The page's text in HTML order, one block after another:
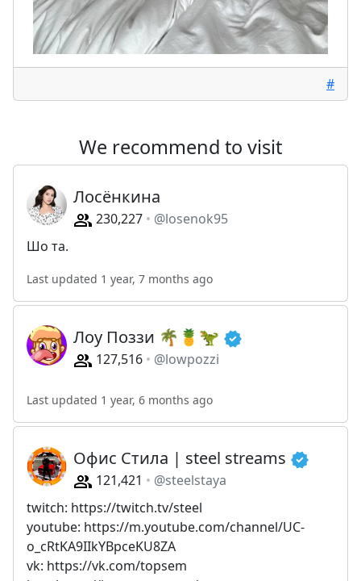
#
We recommend to visit
Лосёнкина
230,227
@losenok95
Шо та.
Last updated 1 year, 7 months ago
Лоу Поззи 🌴🍍🦖
127,516 @lowpozzi
Last updated 1 year, 6 months ago
Офис Стила | steel streams
121,421
@steelstaya
twitch: https://twitch.tv/steel
youtube: https://m.youtube.com/channel/UC-
o_cRtKA9IIkYBpceKU8ZA
vk: https://vk.com/topsem